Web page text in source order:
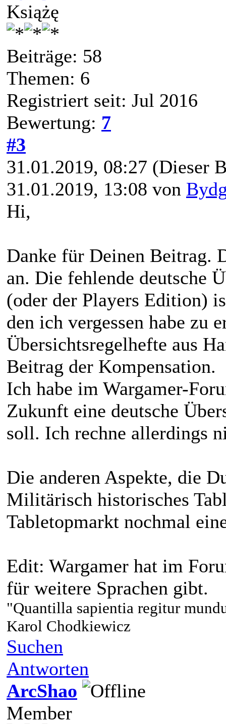
Książę
Beiträge: 58
Themen: 6
Registriert seit: Jul 2016
Bewertung: 7
#3
31.01.2019, 08:27 (Dieser
31.01.2019, 13:08 von
Hi,
Danke für Deinen Beitrag.
an. Die fehlende deutsche
(oder der Players Edition)
den ich vergessen habe zu
Übersichtsregelhefte aus
Beitrag der Kompensation.
Ich habe im Wargamer-
Zukunft eine deutsche
soll. Ich rechne allerdings
Die anderen Aspekte, die
Militärisch historisches
Tabletopmarkt nochmal
Edit: Wargamer hat im
für weitere Sprachen gibt.
"Quantilla sapientia regitur
Karol Chodkiewicz
Suchen
Antworten
ArcShao
Member